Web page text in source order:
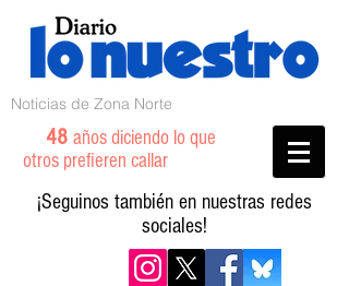
Noticias de Zona Norte
48 años diciendo lo que
otros prefieren callar
¡Seguinos también en nuestras redes
sociales!